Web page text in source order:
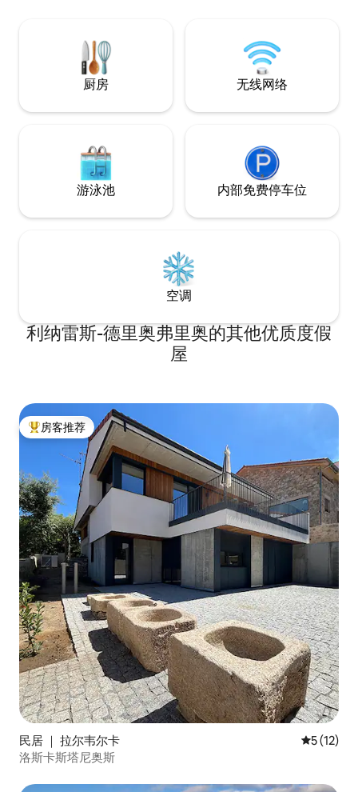
全。 此外，为了确保房客在寒冷月份的舒
适度，房源配备了颗粒燃料炉，在整个住
宿期间提供温馨舒适的暖气。 非常明亮，
所有房间均面向室外，并设有阳台，可欣
赏迷人的村庄和山景。 客厅配有舒适的沙
厨房 无线网络
游泳池 内部免费停车位
空调
利纳雷斯-德里奥弗里奥的其他优质度假
屋
热门「房客推荐」
房客推荐
民居 ｜ 拉尔韦尔卡 平均评分
5 (12)
洛斯卡斯塔尼奥斯